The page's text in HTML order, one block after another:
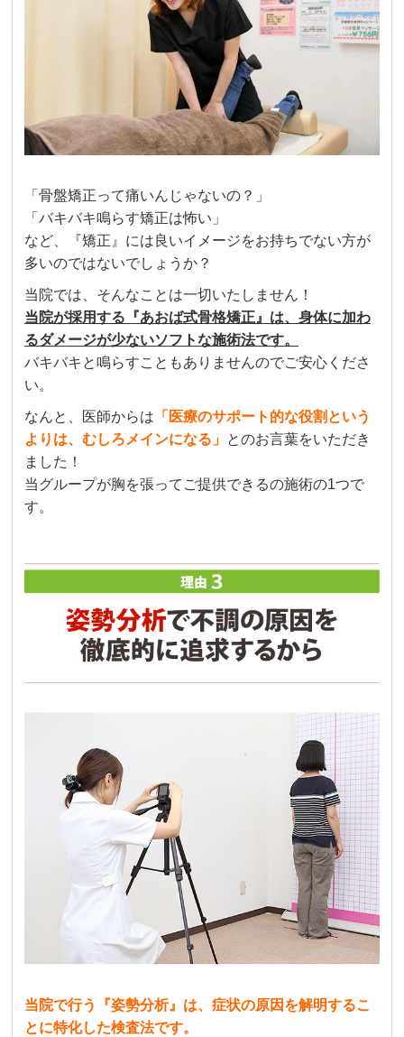
「骨盤矯正って痛いんじゃないの？」
「バキバキ鳴らす矯正は怖い」
など、『矯正』には良いイメージをお持ちでない方が
多いのではないでしょうか？
当院では、そんなことは一切いたしません！
当院が採用する『あおば式骨格矯正』は、身体に加わ
るダメージが少ないソフトな施術法です。
バキバキと鳴らすこともありませんのでご安心くださ
い。
なんと、医師からは 「医療のサポート的な役割という
よりは、むしろメインになる」 とのお言葉をいただき
ました！
当グループが胸を張ってご提供できるの施術の1つで
す。
当院で行う『姿勢分析』は、症状の原因を解明するこ
とに特化した検査法です。